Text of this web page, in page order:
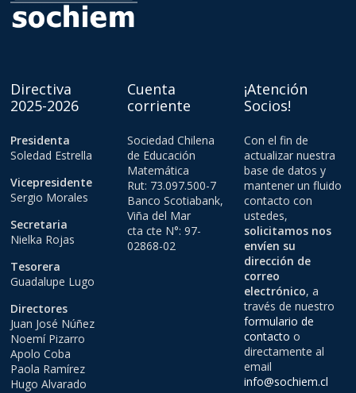
Directiva
2025-2026
Presidenta
Soledad Estrella
Vicepresidente
Sergio Morales
Secretaria
Nielka Rojas
Tesorera
Guadalupe Lugo
Directores
Juan José Núñez
Noemí Pizarro
Apolo Coba
Paola Ramírez
Hugo Alvarado
Cuenta
corriente
Sociedad Chilena
de Educación
Matemática
Rut: 73.097.500-7
Banco Scotiabank,
Viña del Mar
cta cte N°: 97-
02868-02
¡Atención
Socios!
Con el fin de
actualizar nuestra
base de datos y
mantener un fluido
contacto con
ustedes,
solicitamos nos
envíen su
dirección de
correo
electrónico, a
través de nuestro
formulario de
contacto o
directamente al
email
info@sochiem.cl